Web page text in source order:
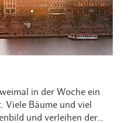
in der Woche ein
Bäume und viel
und verleihen der…